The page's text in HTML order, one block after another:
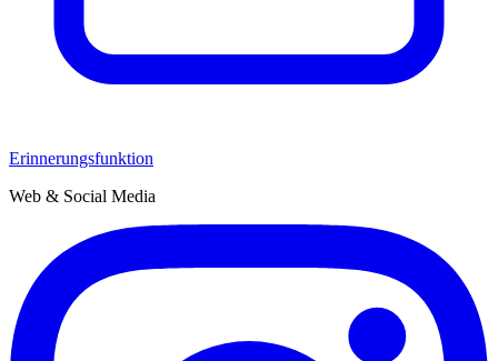
Erinnerungsfunktion
Web & Social Media